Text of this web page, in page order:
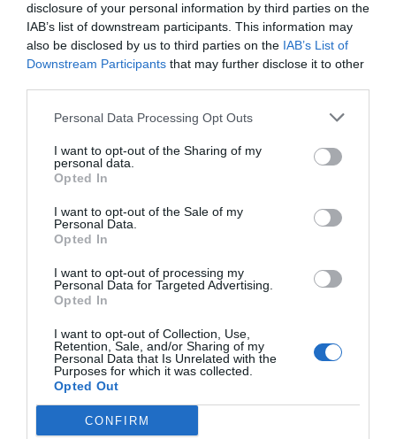
disclosure of your personal information by third parties on the
IAB’s list of downstream participants. This information may
also be disclosed by us to third parties on the IAB’s List of
Downstream Participants that may further disclose it to other
Personal Data Processing Opt Outs
I want to opt-out of the Sharing of my
personal data.
Opted In
I want to opt-out of the Sale of my
Personal Data.
Opted In
I want to opt-out of processing my
Personal Data for Targeted Advertising.
Opted In
I want to opt-out of Collection, Use,
Retention, Sale, and/or Sharing of my
Personal Data that Is Unrelated with the
Purposes for which it was collected.
Opted Out
CONFIRM
Sáez: "Uno de nuestros
puntos fuertes, que nos
permite abrirnos camino
siendo una empresa
pequeña, es nuestro
profundo conocimiento”
Fruto de estas colaboraciones, la empresa ha
expandido su orientación inicial hacia el mercado
médico. Sin dejarlo de lado, la compañía también
ha trabajado en aplicaciones más industriales
vinculadas al mundo de la salud, como pueden ser
la fabricación de dispositivos médicos, el
ensamblaje de catéteres o la creación de puntas
de agujas, así como propuestas más alejadas
vinculadas a sectores como la automoción o los